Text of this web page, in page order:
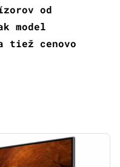
od
model
tiež cenovo